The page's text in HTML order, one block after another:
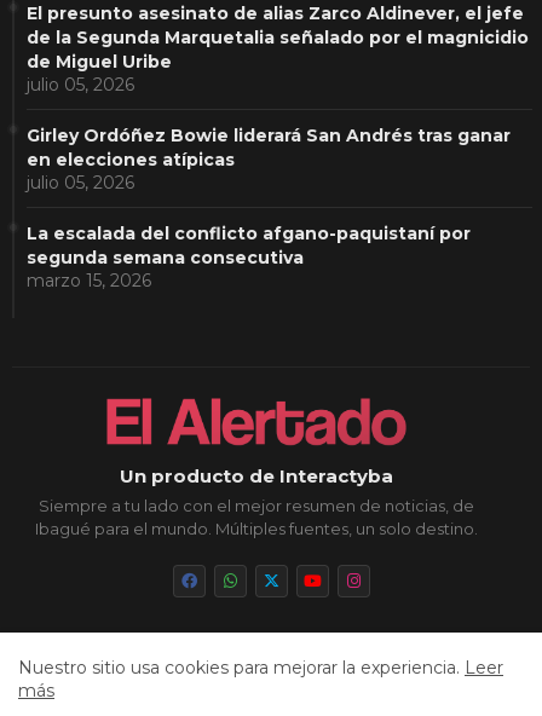
El presunto asesinato de alias Zarco Aldinever, el jefe
de la Segunda Marquetalia señalado por el magnicidio
de Miguel Uribe
julio 05, 2026
Girley Ordóñez Bowie liderará San Andrés tras ganar
en elecciones atípicas
julio 05, 2026
La escalada del conflicto afgano-paquistaní por
segunda semana consecutiva
marzo 15, 2026
Un producto de Interactyba
Siempre a tu lado con el mejor resumen de noticias, de
Ibagué para el mundo. Múltiples fuentes, un solo destino.
Inicio Sobre Nosotros
Política de Privacidad
Nuestro sitio usa cookies para mejorar la experiencia. Leer
más